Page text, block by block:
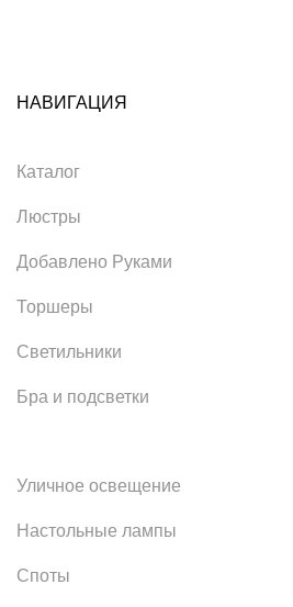
НАВИГАЦИЯ
Каталог
Люстры
Добавлено Руками
Торшеры
Светильники
Бра и подсветки
Уличное освещение
Настольные лампы
Споты